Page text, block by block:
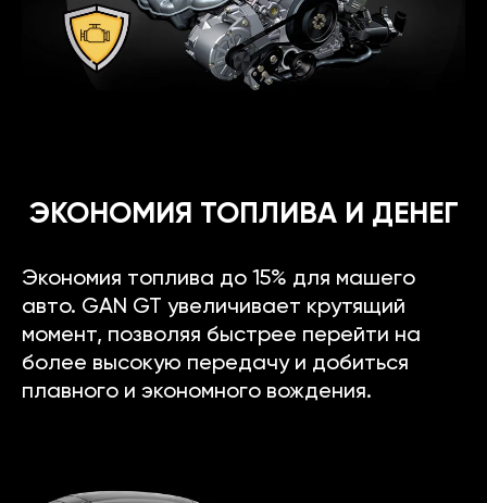
ЭКОНОМИЯ ТОПЛИВА И ДЕНЕГ
Экономия топлива до 15% для машего
авто. GAN GT увеличивает крутящий
момент, позволяя быстрее перейти на
более высокую передачу и добиться
плавного и экономного вождения.